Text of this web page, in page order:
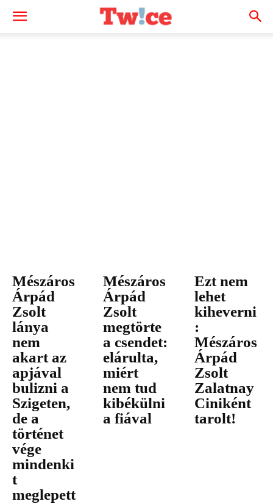
Mészáros
Árpád
Zsolt
lánya
nem
akart az
apjával
bulizni a
Szigeten,
de a
történet
vége
mindenki
t
meglepett
Mészáros
Árpád
Zsolt
megtörte
a csendet:
elárulta,
miért
nem tud
kibékülni
a fiával
Ezt nem
lehet
kiheverni
:
Mészáros
Árpád
Zsolt
Zalatnay
Ciniként
tarolt!